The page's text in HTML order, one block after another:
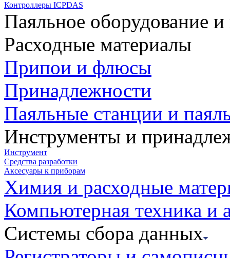
Контроллеры ICPDAS
Паяльное оборудование
Расходные материалы
Припои и флюсы
Принадлежности
Паяльные станции и
Инструменты и
Инструмент
Средства разработки
Аксесуары к приборам
Химия и расходные
Компьютерная техника и
Системы сбора данных